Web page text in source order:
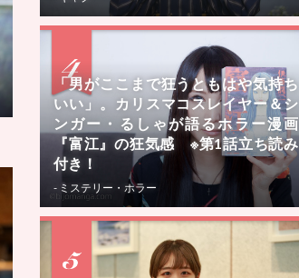
「男がここまで狂うともはや気持ち
いい」。カリスマコスレイヤー＆シ
ンガー・るしゃが語るホラー漫画
『富江』の狂気感 ※第1話立ち読み
付き！
- ミステリー・ホラー